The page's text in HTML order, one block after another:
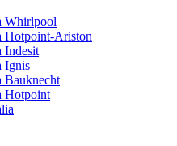
Whirlpool
Hotpoint-Ariston
Indesit
Ignis
Bauknecht
Hotpoint